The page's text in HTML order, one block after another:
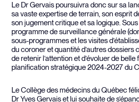
Le Dr Gervais poursuivra donc sur sa
sa vaste expertise de terrain, son esprit
son jugement critique et sa logique.
programme de surveillance générale
sous-programmes et les visites
du coroner et quantité d’autres dossiers
de retenir l’attention et d’évoluer de
planification stratégique 2024-2027 du
Le Collège des médecins du Québec
Dr Yves Gervais et lui souhaite de